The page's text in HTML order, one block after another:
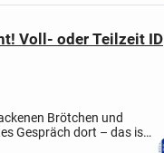
Voll- oder Teilzeit ID
Brötchen und
Gespräch dort – das ist